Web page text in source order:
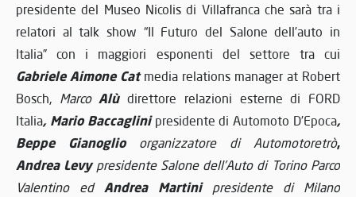
presidente del Museo Nicolis di Villafranca che sarà tra i
relatori al talk show “Il Futuro del Salone dell’auto in
Italia” con i maggiori esponenti del settore tra cui
Gabriele Aimone Catmedia relations manager at Robert
Bosch, Marco Alùdirettore relazioni esterne di FORD
Italia, Mario Baccaglini presidente di Automoto D’Epoca,
Beppe Gianoglio organizzatore di Automotoretrò,
Andrea Levy presidente Salone dell’Auto di Torino Parco
Valentinoed Andrea Martini presidente di Milano